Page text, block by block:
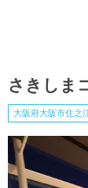
さきしま
大阪府大阪市住之